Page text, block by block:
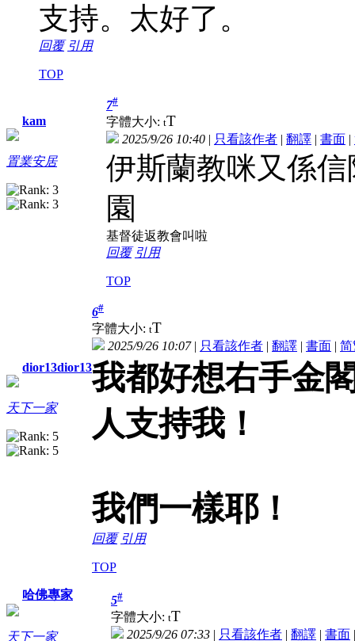
支持。太好了。
回覆 引用
TOP
kam
置業安居
7#
字體大小: tT
2025/9/26 10:40 | 只看該作者 | 翻譯 | 書面 |
伊斯蘭教咪又係
園
基督徒返教會叫啦
回覆 引用
TOP
dior13dior13
天下一家
6#
字體大小: tT
2025/9/26 10:07| 只看該作者 | 翻譯 | 書面 | 简
我都好想右手金
人支持我！
我們一樣耶！
回覆 引用
TOP
哈佛專家
天下一家
5#
字體大小: tT
2025/9/26 07:33 | 只看該作者 | 翻譯 | 書面